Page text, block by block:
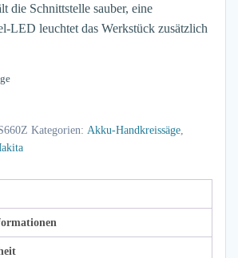
die Schnittstelle sauber, eine
LED leuchtet das Werkstück zusätzlich
Kategorien: Akku-Handkreissäge